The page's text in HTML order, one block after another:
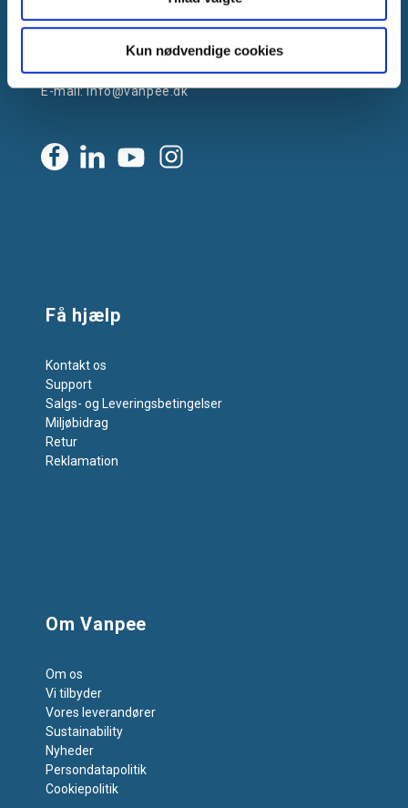
Kun nødvendige cookies
2605 Brøndby, Danmark
CVR: DK-25695801
Tlf.:+45 44 85 90 00
E-mail:info@vanpee.dk
Få hjælp
Kontakt os
Support
Salgs- og Leveringsbetingelser
Miljøbidrag
Retur
Reklamation
Om Vanpee
Om os
Vi tilbyder
Vores leverandører
Sustainability
Nyheder
Persondatapolitik
Cookiepolitik